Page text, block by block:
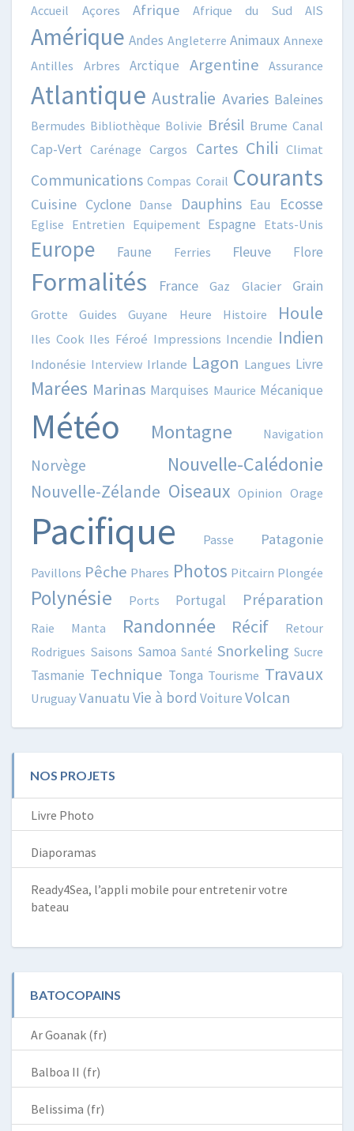
Accueil Açores Afrique Afrique du Sud AIS
Amérique Andes Angleterre Animaux Annexe
Antilles
Arbres Arctique Argentine Assurance
Atlantique Australie Avaries Baleines
Bermudes Bibliothèque Bolivie Brésil Brume Canal
Cap-Vert Carénage Cargos Cartes Chili Climat
Communications Compas Corail Courants
Cuisine Cyclone Danse Dauphins Eau Ecosse
Eglise Entretien Equipement Espagne Etats-Unis
Europe Faune Ferries Fleuve Flore
Formalités France Gaz Glacier Grain
Grotte Guides Guyane Heure Histoire Houle
Iles Cook Iles Féroé Impressions Incendie Indien
Indonésie Interview Irlande Lagon Langues Livre
Marées Marinas Marquises Maurice Mécanique
Météo Montagne Navigation
Norvège Nouvelle-Calédonie
Nouvelle-Zélande Oiseaux Opinion Orage
Pacifique Passe Patagonie
Pavillons Pêche Phares Photos Pitcairn Plongée
Polynésie Ports Portugal Préparation
Raie Manta Randonnée Récif
Retour
Rodrigues Saisons Samoa Santé Snorkeling Sucre
Tasmanie Technique Tonga Tourisme Travaux
UruguayVanuatu Vie à bord VoitureVolcan
NOS PROJETS
Livre Photo
Diaporamas
Ready4Sea, l’appli mobile pour entretenir votre
bateau
BATOCOPAINS
Ar Goanak (fr)
Balboa II (fr)
Belissima (fr)